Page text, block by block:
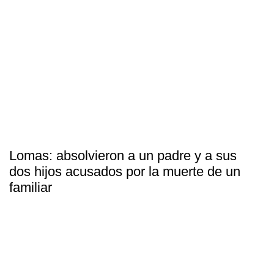
Lomas: absolvieron a un padre y a sus
dos hijos acusados por la muerte de un
familiar